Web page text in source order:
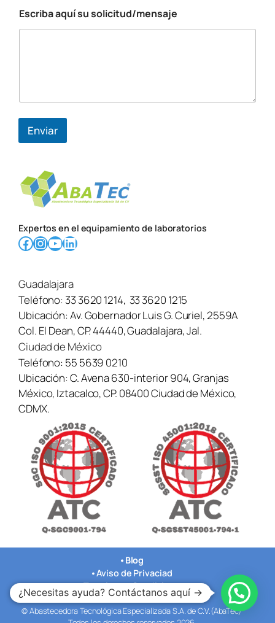
Escriba aquí su solicitud/mensaje
Enviar
Expertos en el equipamiento de laboratorios
Facebook InstagramYouTube LinkedIn
Guadalajara
Teléfono:33 3620 1214, 33 3620 1215
Ubicación:Av. Gobernador Luis G. Curiel, 2559A
Col. El Dean, CP. 44440, Guadalajara, Jal.
Ciudad de México
Teléfono: 55 5639 0210
Ubicación:C. Avena 630-interior 904, Granjas
México, Iztacalco, CP. 08400 Ciudad de México,
CDMX.
• Blog
•Aviso de Privaciad
•Terminos y Condiciones
•Nuestras Oficinas
© Abastecedora Tecnológica Especializada S.A. de C.V.(AbaTec)
¿Necesitas ayuda? Contáctanos aquí →